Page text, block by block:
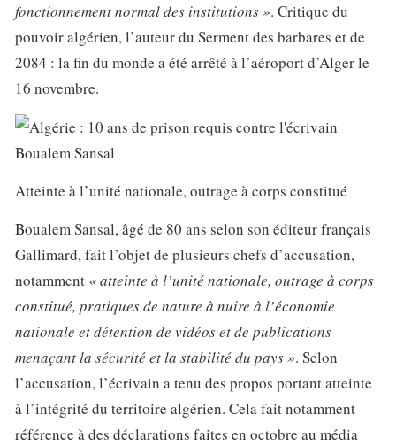
fonctionnement normal des institutions ». Critique du
pouvoir algérien, l’auteur du Serment des barbares et de
2084 : la fin du monde a été arrêté à l’aéroport d’Alger le
16 novembre.
Atteinte à l’unité nationale, outrage à corps constitué
Boualem Sansal, âgé de 80 ans selon son éditeur français
Gallimard, fait l’objet de plusieurs chefs d’accusation,
notamment « atteinte à l’unité nationale, outrage à corps
constitué, pratiques de nature à nuire à l’économie
nationale et détention de vidéos et de publications
menaçant la sécurité et la stabilité du pays ». Selon
l’accusation, l’écrivain a tenu des propos portant atteinte
à l’intégrité du territoire algérien. Cela fait notamment
référence à des déclarations faites en octobre au média